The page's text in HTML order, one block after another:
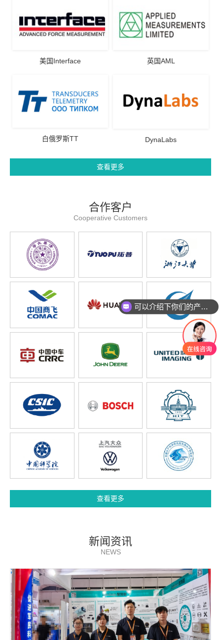
美国Interface 英国AML
白俄罗斯TT DynaLabs
查看更多
合作客户
Cooperative Customers
查看更多
新闻资讯
NEWS
可以介绍下你们的产品么